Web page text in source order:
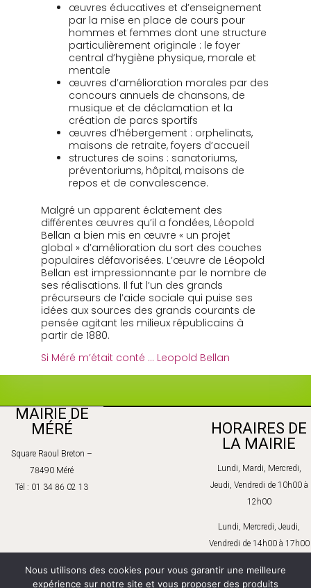
œuvres éducatives et d’enseignement
par la mise en place de cours pour
hommes et femmes dont une structure
particulièrement originale : le foyer
central d’hygiène physique, morale et
mentale
œuvres d’amélioration morales par des
concours annuels de chansons, de
musique et de déclamation et la
création de parcs sportifs
œuvres d’hébergement : orphelinats,
maisons de retraite, foyers d’accueil
structures de soins : sanatoriums,
préventoriums, hôpital, maisons de
repos et de convalescence.
Malgré un apparent éclatement des
différentes œuvres qu’il a fondées, Léopold
Bellan a bien mis en œuvre « un projet
global » d’amélioration du sort des couches
populaires défavorisées. L’œuvre de Léopold
Bellan est impressionnante par le nombre de
ses réalisations. Il fut l’un des grands
précurseurs de l’aide sociale qui puise ses
idées aux sources des grands courants de
pensée agitant les milieux républicains à
partir de 1880.
Si Méré m’était conté … Leopold Bellan
MAIRIE DE
MÉRÉ
Square Raoul Breton –
78490 Méré
Tél : 01 34 86 02 13
HORAIRES DE
LA MAIRIE
Lundi, Mardi, Mercredi,
Jeudi, Vendredi de 10h00 à
12h00
Lundi, Mercredi, Jeudi,
Vendredi de 14h00 à 17h00
Mardi de 14h00 à 18h00
Nous utilisons des cookies pour vous garantir une meilleure
expérience sur notre site et vous proposer des produits